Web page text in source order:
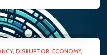
DISRUPTOR ECONOMY